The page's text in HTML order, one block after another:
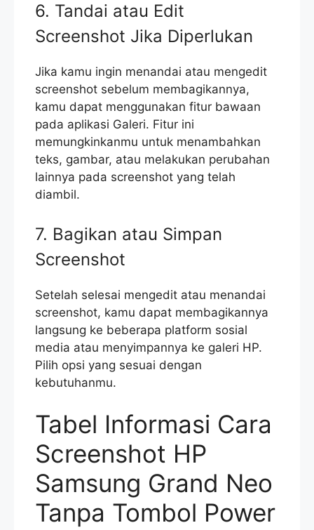
6. Tandai atau Edit
Screenshot Jika Diperlukan
Jika kamu ingin menandai atau mengedit
screenshot sebelum membagikannya,
kamu dapat menggunakan fitur bawaan
pada aplikasi Galeri. Fitur ini
memungkinkanmu untuk menambahkan
teks, gambar, atau melakukan perubahan
lainnya pada screenshot yang telah
diambil.
7. Bagikan atau Simpan
Screenshot
Setelah selesai mengedit atau menandai
screenshot, kamu dapat membagikannya
langsung ke beberapa platform sosial
media atau menyimpannya ke galeri HP.
Pilih opsi yang sesuai dengan
kebutuhanmu.
Tabel Informasi Cara
Screenshot HP
Samsung Grand Neo
Tanpa Tombol Power